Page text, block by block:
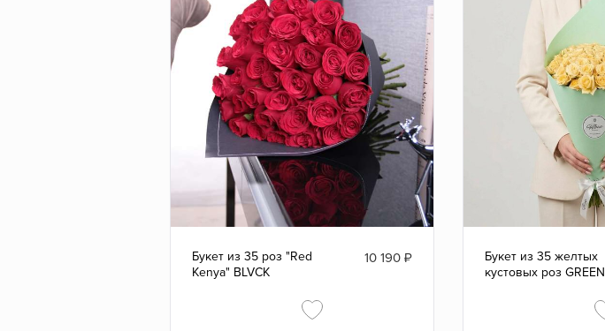
Букет из 35 роз "Red
Kenya" BLVCK
10 190₽
Букет из 35 желтых
кустовых роз GREEN